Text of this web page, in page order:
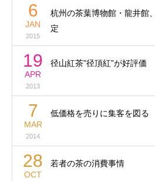
6
JAN
2015
杭州の茶葉博物館・龍井館
定
19
APR
2013
径山紅茶”径頂紅”が好評価
7
MAR
2014
低価格を売りに集客を図る
28
OCT
若者の茶の消費事情